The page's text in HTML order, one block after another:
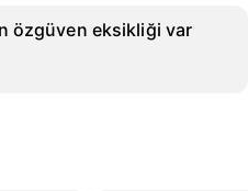
özgüven eksikliği var